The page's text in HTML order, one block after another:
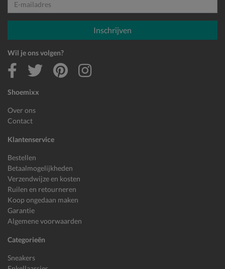
Shoemixx
Over ons
Contact
Klantenservice
Bestellen
Betaalmogelijkheden
Verzendwijze en kosten
Ruilen en retourneren
Koop ongedaan maken
Garantie
Algemene voorwaarden
Categorieën
Sneakers
E-mailadres
Inschrijven
Wil je ons volgen?